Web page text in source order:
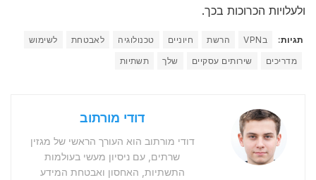
ולעלויות הכרוכות בכך.
תגיות: בVPN הרשת חיוניים טכנולוגיה לאבטחת
לשימוש
מדריכים
שירותים עסקיים שלך תשתיות
דודי מורתוב
דודי מורתוב הוא העורך הראשי של מגזין
שרתים, עם ניסיון מעשי בעולמות
התשתיות, האחסון ואבטחת המידע